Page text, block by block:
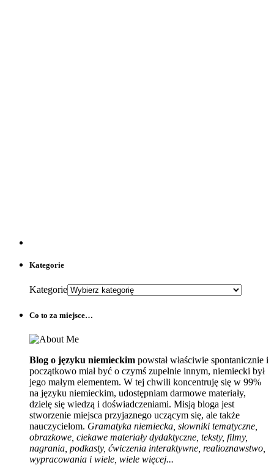
Kategorie
Kategorie
Co to za miejsce…
Blog o języku niemieckim powstał właściwie spontanicznie i
początkowo miał być o czymś zupełnie innym, niemiecki był
jego małym elementem. W tej chwili koncentruję się w 99%
na języku niemieckim, udostępniam darmowe materiały,
dzielę się wiedzą i doświadczeniami. Misją bloga jest
stworzenie miejsca przyjaznego uczącym się, ale także
nauczycielom. Gramatyka niemiecka, słowniki tematyczne,
obrazkowe, ciekawe materiały dydaktyczne, teksty, filmy,
nagrania, podkasty, ćwiczenia interaktywne, realioznawstwo,
wypracowania i wiele, wiele więcej...